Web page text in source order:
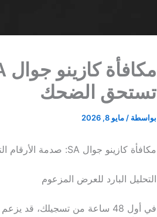
تستحق الضحك
بواسطة / مايو 8, 2026
مكافأة كازينو جوال SA: صدمة الأرقام التي لا تستحق الضحك
التحليل البارد للعرض المزعوم